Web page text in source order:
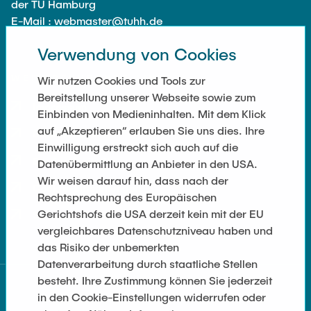
Lesezeichen
Mehrsprachigkeit
Seiten-Datensatz für die alternative Sprache
Inhaltselemente für die alternative Sprache
Bearbeitungsrechte
Chefredakteur
Zugangssteuerung
TYPO3-Authentifizierung
IP-Adressenschutz
URLs und Redirects
Logoliste
Newsslider
Overview Complex
Single Teaser
Social Wall
Stellenangebote
Tabellen
TORE-Plugin
der TU Hamburg
E-Mail : webmaster@tuhh.de
WEITERFÜHRENDE LINKS
Datenschutz
Barrierefreiheit
Cookie-Einstellungen
Seitenübersicht
Verwendung von Cookies
Wir nutzen Cookies und Tools zur
Bereitstellung unserer Webseite sowie zum
Einbinden von Medieninhalten. Mit dem Klick
auf „Akzeptieren“ erlauben Sie uns dies. Ihre
Einwilligung erstreckt sich auch auf die
Datenübermittlung an Anbieter in den USA.
Wir weisen darauf hin, dass nach der
Rechtsprechung des Europäischen
Gerichtshofs die USA derzeit kein mit der EU
vergleichbares Datenschutzniveau haben und
das Risiko der unbemerkten
Datenverarbeitung durch staatliche Stellen
besteht. Ihre Zustimmung können Sie jederzeit
in den Cookie-Einstellungen widerrufen oder